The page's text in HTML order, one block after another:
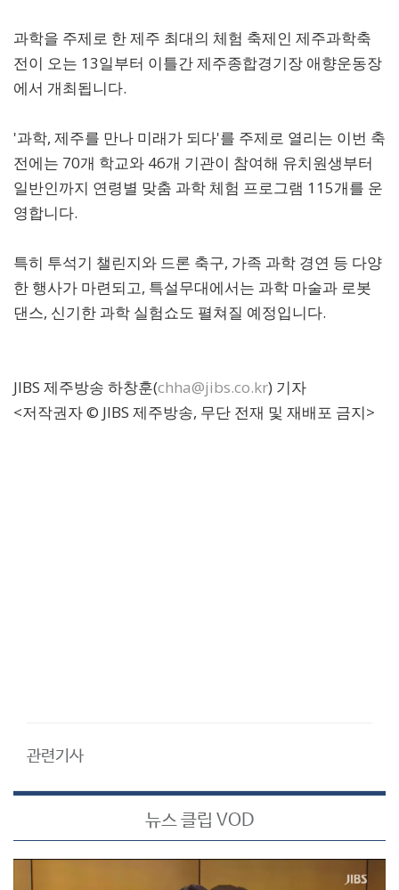
과학을 주제로 한 제주 최대의 체험 축제인 제주과학축
전이 오는 13일부터 이틀간 제주종합경기장 애향운동장
에서 개최됩니다.
'과학, 제주를 만나 미래가 되다'를 주제로 열리는 이번 축
전에는 70개 학교와 46개 기관이 참여해 유치원생부터
일반인까지 연령별 맞춤 과학 체험 프로그램 115개를 운
영합니다.
특히 투석기 챌린지와 드론 축구, 가족 과학 경연 등 다양
한 행사가 마련되고, 특설무대에서는 과학 마술과 로봇
댄스, 신기한 과학 실험쇼도 펼쳐질 예정입니다.
JIBS 제주방송 하창훈(chha@jibs.co.kr) 기자
<저작권자 © JIBS 제주방송, 무단 전재 및 재배포 금지>
관련기사
뉴스 클립 VOD